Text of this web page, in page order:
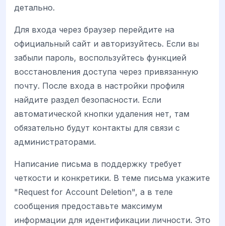
детально.
Для входа через браузер перейдите на
официальный сайт и авторизуйтесь. Если вы
забыли пароль, воспользуйтесь функцией
восстановления доступа через привязанную
почту. После входа в настройки профиля
найдите раздел безопасности. Если
автоматической кнопки удаления нет, там
обязательно будут контакты для связи с
администраторами.
Написание письма в поддержку требует
четкости и конкретики. В теме письма укажите
"Request for Account Deletion", а в теле
сообщения предоставьте максимум
информации для идентификации личности. Это